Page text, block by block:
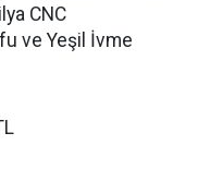
CNC
ve Yeşil İvme